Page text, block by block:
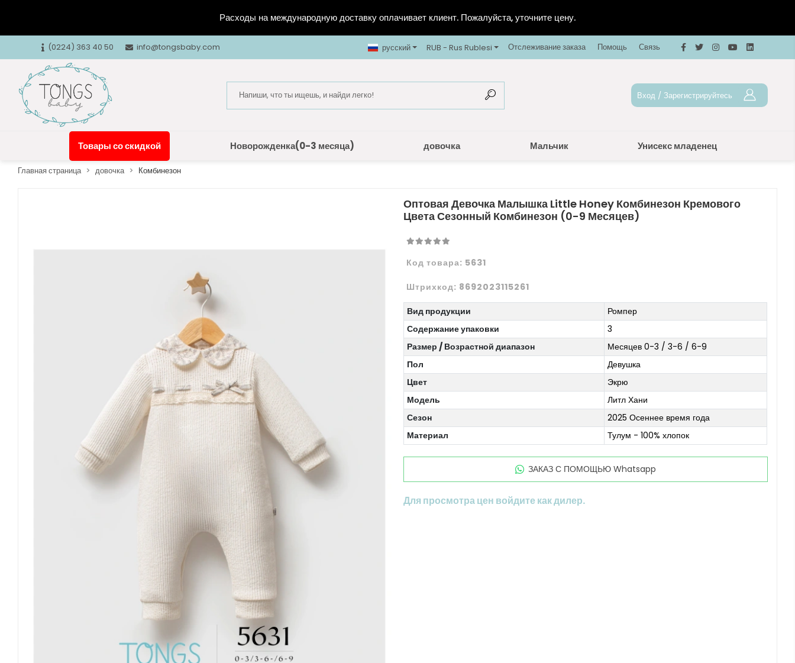
Расходы на международную доставку оплачивает клиент. Пожалуйста, уточните цену.
(0224) 363 40 50 info@tongsbaby.com русский RUB - Rus Rublesi Отслеживание заказа Помощь Связь
Вход / Зарегистрируйтесь
Товары со скидкой Новорожденка(0-3 месяца) довочка Мальчик Унисекс младенец
Главная страница довочка Комбинезон
Оптовая Девочка Малышка Little Honey Комбинезон Кремового
Цвета Сезонный Комбинезон (0-9 Месяцев)
Код товара: 5631
Штрихкод: 8692023115261
Вид продукции
Ромпер
Содержание упаковки
3
Размер / Возрастной диапазон
Месяцев 0-3 / 3-6 / 6-9
Пол
Девушка
Цвет
Экрю
Модель
Литл Хани
Сезон
2025 Осеннее время года
Материал
Тулум - 100% хлопок
ЗАКАЗ С ПОМОЩЬЮ Whatsapp
Для просмотра цен войдите как дилер.